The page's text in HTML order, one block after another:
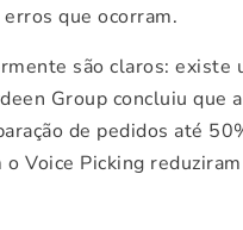
que ocorram.
são claros: existe
Group concluiu que
de pedidos até
Voice Picking